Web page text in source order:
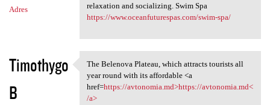
Adres
relaxation and socializing. Swim Spa
https://www.oceanfuturespas.com/swim-spa/
Timothygo
B
The Belenova Plateau, which
The Belenova Plateau, which attracts tourists all
year round with its affordable <a
href=https://avtonomia.md>https://avtonomia.md<
/a>